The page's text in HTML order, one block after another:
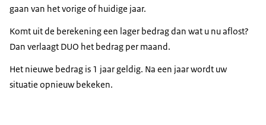
gaan van het vorige of huidige jaar.
Komt uit de berekening een lager bedrag dan wat u nu aflost?
Dan verlaagt DUO het bedrag per maand.
Het nieuwe bedrag is 1 jaar geldig. Na een jaar wordt uw
situatie opnieuw bekeken.